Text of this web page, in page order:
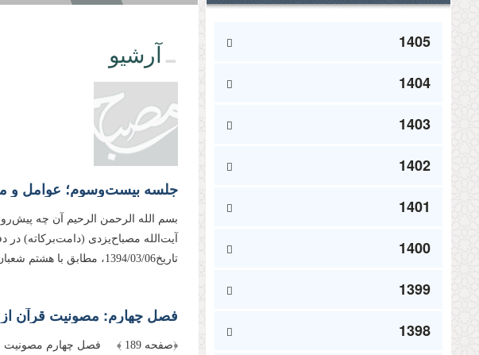
1405
1404
1403
1402
1401
1400
1399
1398
آرشیو
جلسه بیست‌وسوم؛ عوامل و
بسم الله الرحمن الرحیم آن چه
آیت‌الله مصباح‌یزدی (دامت‌بركاته)
تاریخ1394/03/06، مطابق با هشتم شعبان 1436 ایراد فرموده‌اند. باشد...
فصل چهارم: مصونیت قرآن